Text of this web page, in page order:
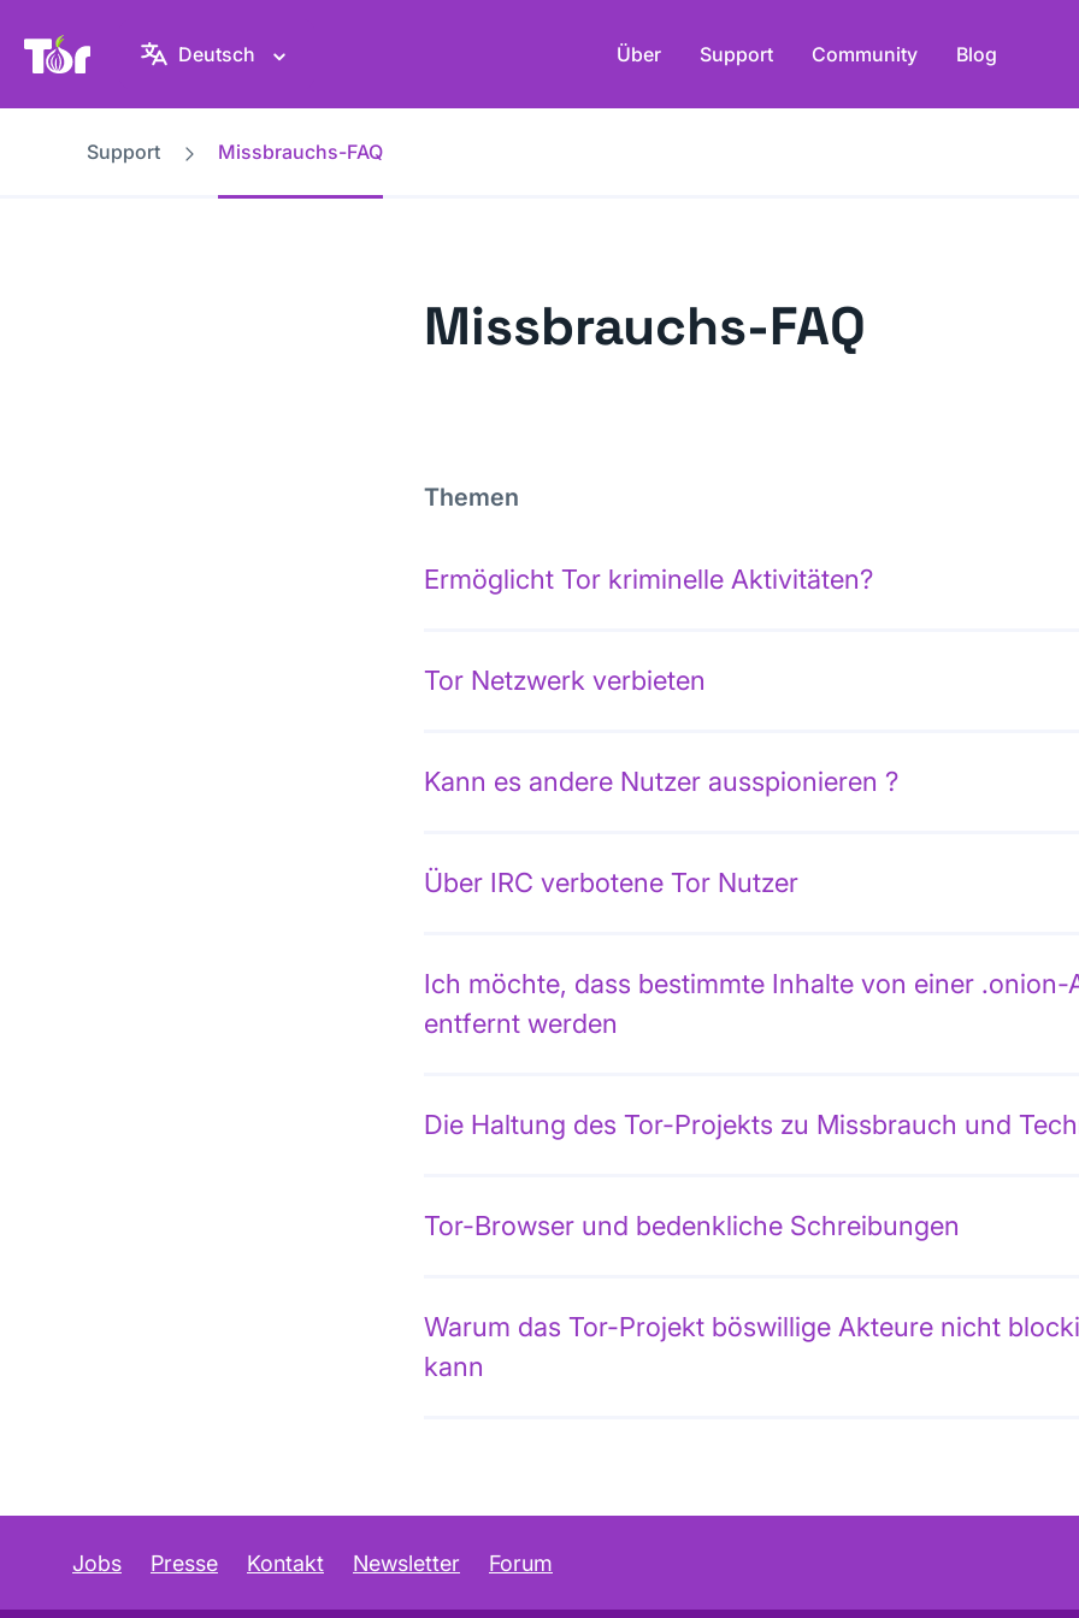
Tor-Projekt Webseite
Deutsch Über Support Community Blog
Support Missbrauchs-FAQ
Missbrauchs-FAQ
Themen
Ermöglicht Tor kriminelle Aktivitäten?
Tor Netzwerk verbieten
Kann es andere Nutzer ausspionieren ?
Über IRC verbotene Tor Nutzer
Ich möchte, dass bestimmte Inhalte von einer .onion-
entfernt werden
Die Haltung des Tor-Projekts zu Missbrauch und
Tor-Browser und bedenkliche Schreibungen
Warum das Tor-Projekt böswillige Akteure nicht
kann
Jobs Presse Kontakt Newsletter Forum